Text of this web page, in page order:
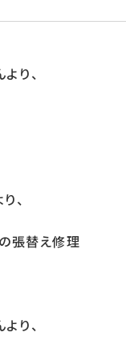
り、
、
張替え修理
り、